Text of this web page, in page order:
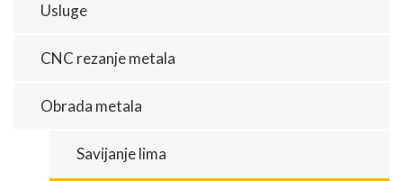
Usluge
CNC rezanje metala
Obrada metala
Savijanje lima